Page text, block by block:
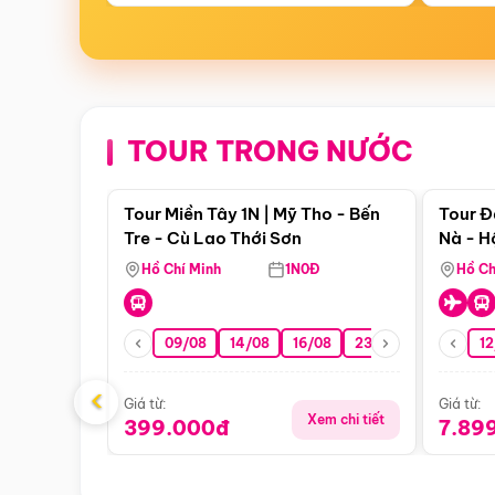
TOUR TRONG NƯỚC
Điểm nổi bật
Tour Miền Tây 1N | Mỹ Tho - Bến
Tre - Cù Lao Thới Sơn
Hồ Chí Minh 1N0Đ
09/08 14/08 16/08 23/08 30/08
Giá từ:
399.000đ Xem chi tiết
Tour
Nà -
Nha
Hồ
Giá từ:
‹